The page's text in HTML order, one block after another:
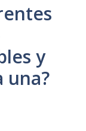
y
una?